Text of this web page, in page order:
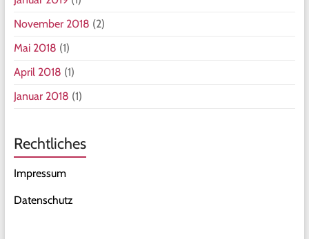
November 2018 (2)
Mai 2018 (1)
April 2018 (1)
Januar 2018 (1)
Rechtliches
Impressum
Datenschutz